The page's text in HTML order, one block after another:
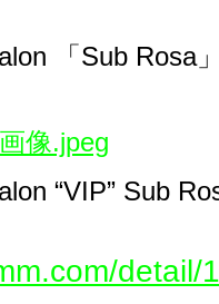
「Sub Rosa
“VIP” Sub
detail/